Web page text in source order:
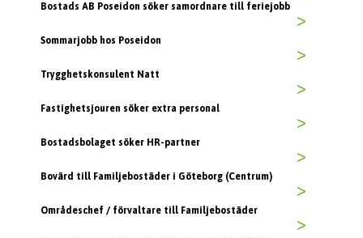
Bostads AB Poseidon söker samordnare till feriejobb
>
Sommarjobb hos Poseidon
>
Trygghetskonsulent Natt
>
Fastighetsjouren söker extra personal
>
Bostadsbolaget söker HR-partner
>
Bovärd till Familjebostäder i Göteborg (Centrum)
>
Områdeschef / förvaltare till Familjebostäder
>